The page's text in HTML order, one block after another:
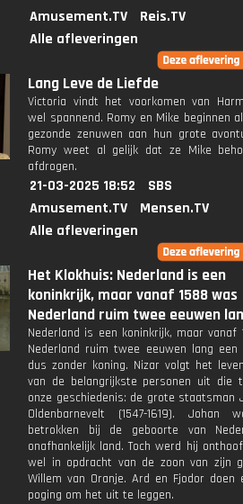
Amusement.TV
Reis.TV
Alle afleveringen
Lang Leve de Liefde
Victoria vindt het voorkomen van
wel spannend. Romy en Mike beginnen
gezonde zenuwen aan hun grote
Romy weet al gelijk dat ze Mike
afdrogen.
21-03-2025 18:52
SBS
Amusement.TV
Mensen.TV
Alle afleveringen
Het Klokhuis: Nederland is een
koninkrijk, maar vanaf 1588 was
Nederland ruim twee eeuwen
Nederland is een koninkrijk, maar vanaf
Nederland ruim twee eeuwen lang een
dus zonder koning. Nizar volgt het
van de belangrijkste personen uit die
onze geschiedenis: de grote staatsman
Oldenbarnevelt (1547-1619). Johan
betrokken bij de geboorte van
onafhankelijk land. Toch werd hij
wel in opdracht van de zoon van zijn
Willem van Oranje. Ard en Fjodor doen
poging om het uit te leggen.